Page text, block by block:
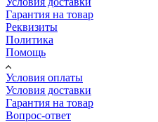
Гарантия на товар
Реквизиты
Политика
Помощь
Условия оплаты
Условия доставки
Гарантия на товар
Вопрос-ответ